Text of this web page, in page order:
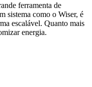
ferramenta de
sistema como o Wiser, é
escalável. Quanto mais
energia.